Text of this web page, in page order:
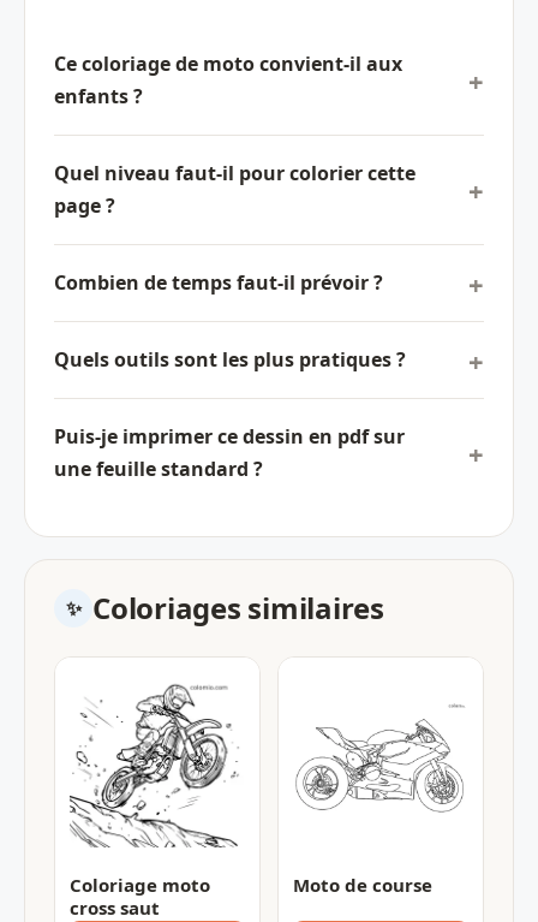
Ce coloriage de moto convient-il aux
enfants ?
Quel niveau faut-il pour colorier cette
page ?
Combien de temps faut-il prévoir ?
Quels outils sont les plus pratiques ?
Puis-je imprimer ce dessin en pdf sur
une feuille standard ?
Coloriages similaires
Coloriage moto
cross saut
Moto de course